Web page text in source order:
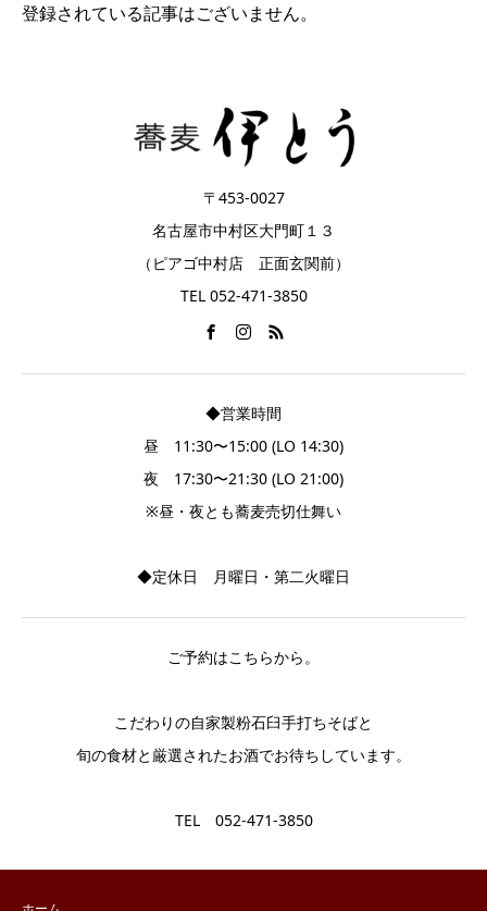
登録されている記事はございません。
〒453-0027
名古屋市中村区大門町１３
（ピアゴ中村店 正面玄関前）
TEL 052-471-3850
◆営業時間
昼 11:30〜15:00 (LO 14:30)
夜 17:30〜21:30 (LO 21:00)
※昼・夜とも蕎麦売切仕舞い
◆定休日 月曜日・第二火曜日
ご予約はこちらから。
こだわりの自家製粉石臼手打ちそばと
旬の食材と厳選されたお酒でお待ちしています。
TEL 052-471-3850